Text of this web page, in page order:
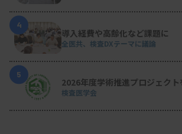
4
導入経費や高齢化など課題に
全医共、検査DXテーマに議論
5
2026年度学術推進プロジェクト
検査医学会